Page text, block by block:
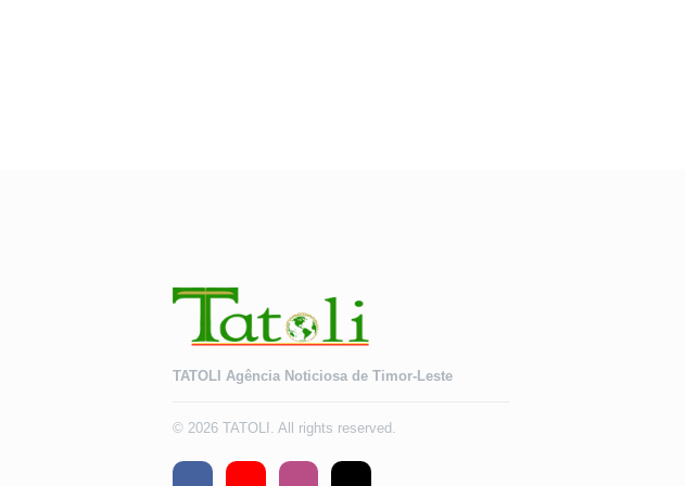
TATOLI Agência Noticiosa de Timor-Leste
© 2026 TATOLI. All rights reserved.